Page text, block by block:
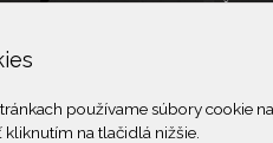
používame súbory cookie
na tlačidlá nižšie.